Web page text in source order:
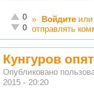
Отлично!
0
Неадекватно!
0
» Войдите
отправлять
Кунгуров
Опубликовано
2015 - 20:20